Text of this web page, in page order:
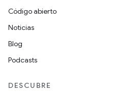
Código abierto
Noticias
Blog
Podcasts
DESCUBRE